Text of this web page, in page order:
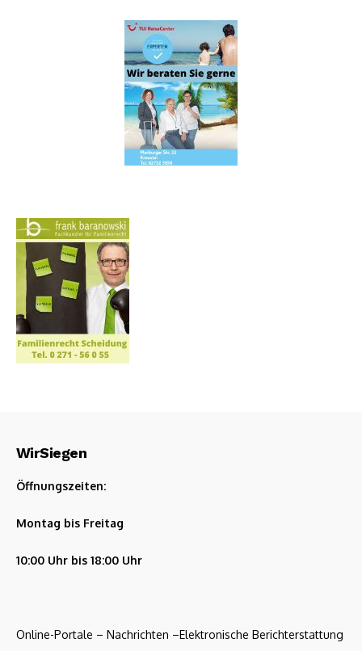
WirSiegen
Öffnungszeiten:
Montag bis Freitag
10:00 Uhr bis 18:00 Uhr
Online-Portale – Nachrichten –Elektronische Berichterstattung